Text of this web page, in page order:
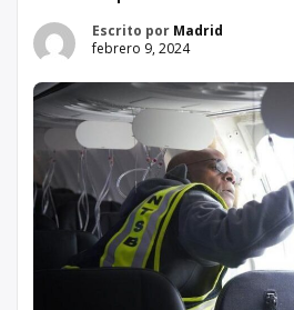
Escrito por Madrid
febrero 9, 2024